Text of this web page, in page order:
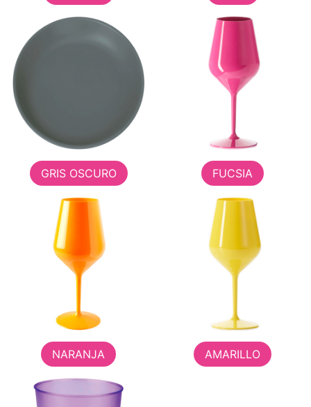
GRIS OSCURO FUCSIA
NARANJA AMARILLO